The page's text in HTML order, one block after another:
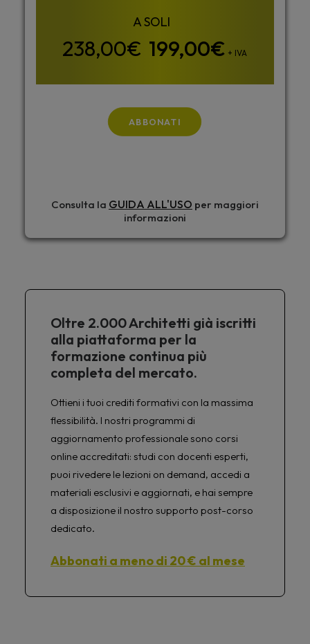
199,00€ + IVA
ABBONATI
Consulta la GUIDA ALL'USO per maggiori
informazioni
Oltre 2.000 Architetti già iscritti
alla piattaforma per la
formazione continua più
completa del mercato.
Ottieni i tuoi crediti formativi con la massima
flessibilità. I nostri programmi di
aggiornamento professionale sono corsi
online accreditati: studi con docenti esperti,
puoi rivedere le lezioni on demand, accedi a
materiali esclusivi e aggiornati, e hai sempre
a disposizione il nostro supporto post-corso
dedicato.
Abbonati a meno di 20 € al mese